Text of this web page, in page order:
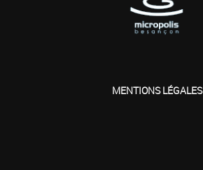
MENTIONS LÉGALES